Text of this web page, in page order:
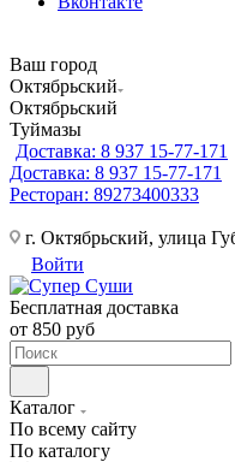
Ваш город
Октябрьский
Октябрьский
Туймазы
Доставка: 8 937 15-77-171
Доставка: 8 937 15-77-171
Ресторан: 89273400333
г. Октябрьский, улица
Войти
Бесплатная доставка
от 850 руб
Каталог
По всему сайту
По каталогу